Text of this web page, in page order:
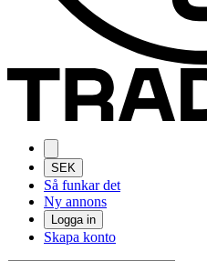
SEK
Så funkar det
Ny annons
Logga in
Skapa konto